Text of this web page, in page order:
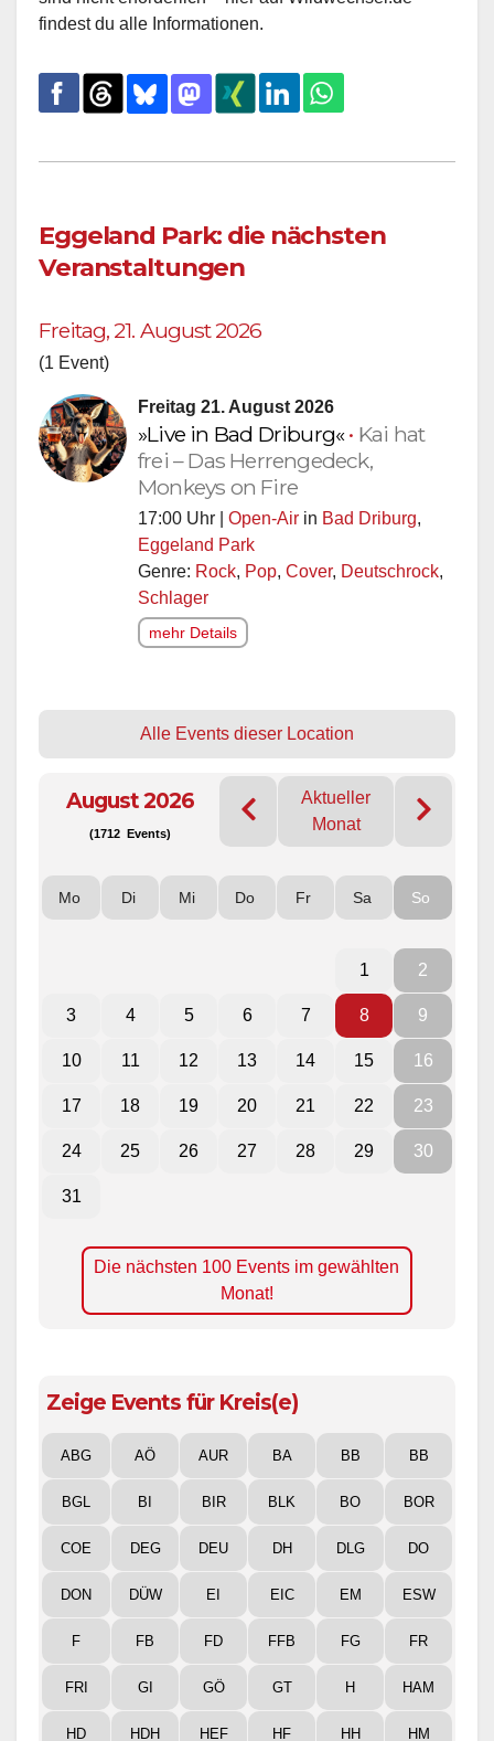
findest du alle Informationen.
Eggeland Park: die nächsten
Veranstaltungen
Freitag, 21. August 2026
(1 Event)
Freitag 21. August 2026
»Live in Bad Driburg«• Kai hat
frei – Das Herrengedeck,
Monkeys on Fire
17:00 Uhr | Open-Air in Bad Driburg,
Eggeland Park
Genre: Rock, Pop, Cover, Deutschrock,
Schlager
mehr Details
Alle Events dieser Location
August 2026
(1712 Events)
Aktueller
Monat
Mo Di Mi Do Fr Sa So
1 2
3 4 5 6 7 8 9
10 11 12 13 14 15 16
17 18 19 20 21 22 23
24 25 26 27 28 29 30
31
Die nächsten 100 Events im gewählten
Monat!
Zeige Events für Kreis(e)
ABG AÖ AUR BA BB BB
BGL BI BIR BLK BO BOR
COE DEG DEU DH DLG DO
DON DÜW EI EIC EM ESW
F FB FD FFB FG FR
FRI GI GÖ GT H HAM
HD HDH HEF HF HH HM